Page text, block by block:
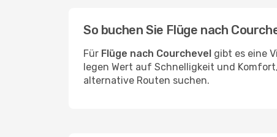
So buchen Sie Flüge nach
Für Flüge nach Courchevel gibt es eine
legen Wert auf Schnelligkeit und
alternative Routen suchen.